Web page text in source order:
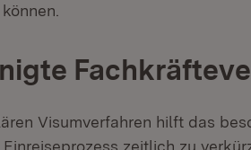
Visumverfahren hilft das
zeitlich zu